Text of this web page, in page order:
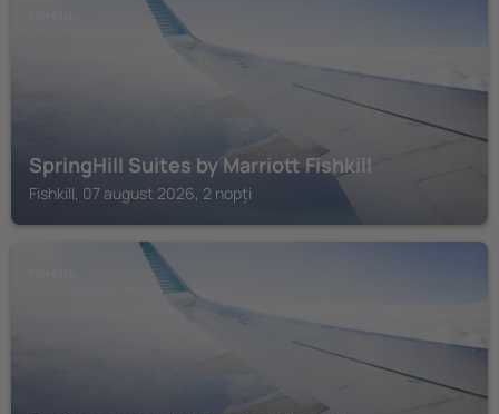
SpringHill Suites by Marriott Fishkill
Fishkill, 07 august 2026, 2 nopți